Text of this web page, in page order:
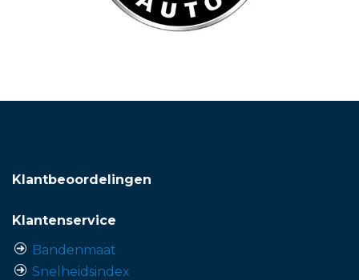
Klantbeoordelingen
Klantenservice
Bandenmaat
Snelheidsindex